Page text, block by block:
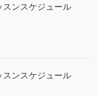
ンスケジュール
ンスケジュール